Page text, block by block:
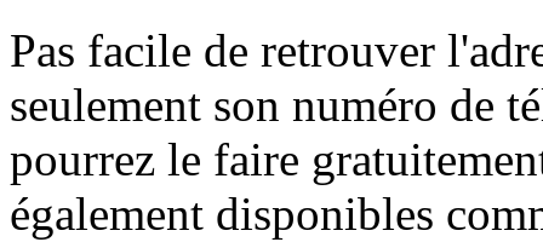
Pas facile de retrouver
seulement son numéro de
pourrez le faire
également disponibles